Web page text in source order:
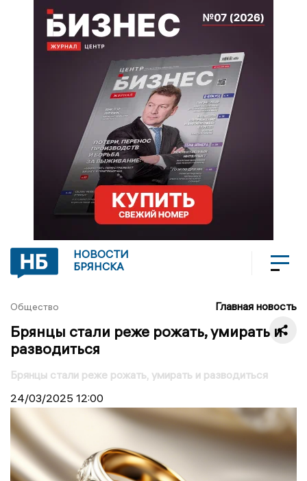
НОВОСТИ
БРЯНСКА
Общество Главная новость
Брянцы стали реже рожать, умирать и
разводиться
Брянцы стали реже рожать, умирать и разводиться
24/03/2025 12:00